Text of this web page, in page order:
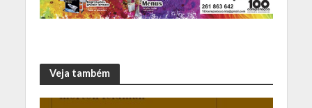
Veja também